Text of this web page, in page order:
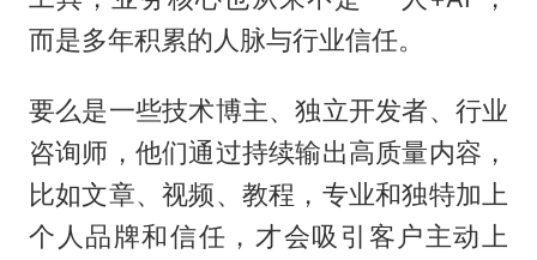
而是多年积累的人脉与行业信任。
要么是一些技术博主、独立开发者、行业
咨询师，他们通过持续输出高质量内容，
比如文章、视频、教程，专业和独特加上
个人品牌和信任，才会吸引客户主动上